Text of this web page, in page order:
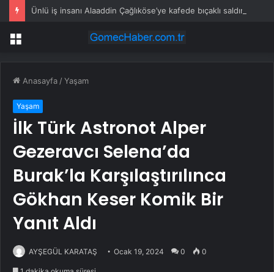
Menü
Anasayfa /Yaşam
Yaşam
İlk Türk Astronot Alper
Gezeravcı Selena’da
Burak’la Karşılaştırılınca
Gökhan Keser Komik Bir
Yanıt Aldı
AYŞEGÜL KARATAŞ Ocak 19, 2024 0 0